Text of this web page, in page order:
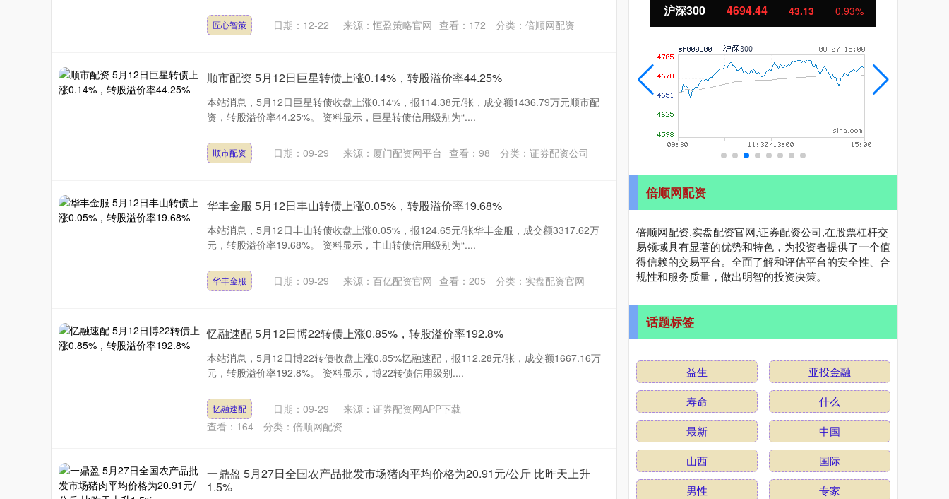
匠心智策 日期：12-22 来源：恒盈策略官网 查看： 172 分类： 倍顺网配资
顺市配资 5月12日巨星转债上涨0.14%，转股溢价率44.25%
本站消息，5月12日巨星转债收盘上涨0.14%，报114.38元/张，成交额1436.79万元顺市配
资，转股溢价率44.25%。 资料显示，巨星转债信用级别为“....
顺市配资 日期：09-29 来源：厦门配资网平台 查看： 98 分类： 证券配资公司
华丰金服 5月12日丰山转债上涨0.05%，转股溢价率19.68%
本站消息，5月12日丰山转债收盘上涨0.05%，报124.65元/张华丰金服，成交额3317.62万
元，转股溢价率19.68%。 资料显示，丰山转债信用级别为“....
华丰金服 日期：09-29 来源：百亿配资官网 查看： 205 分类： 实盘配资官网
忆融速配 5月12日博22转债上涨0.85%，转股溢价率192.8%
本站消息，5月12日博22转债收盘上涨0.85%忆融速配，报112.28元/张，成交额1667.16万
元，转股溢价率192.8%。 资料显示，博22转债信用级别....
忆融速配 日期：09-29
来源：证券配资网APP下载
查看： 164 分类： 倍顺网配资
一鼎盈 5月27日全国农产品批发市场猪肉平均价格为20.91元/公斤 比昨天上升
1.5%
沪深300 4694.44 43.13 0.93%
倍顺网配资
倍顺网配资,实盘配资官网,证券配资公司,在股票杠杆交
易领域具有显著的优势和特色，为投资者提供了一个值
得信赖的交易平台。全面了解和评估平台的安全性、合
规性和服务质量，做出明智的投资决策。
话题标签
益生
亚投金融
寿命
什么
最新
中国
山西
国际
男性
专家